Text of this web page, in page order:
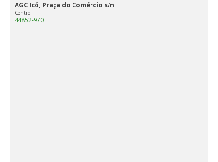
AGC Icó, Praça do Comércio s/n
Centro
44852-970